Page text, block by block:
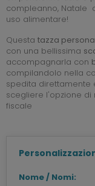
compleanno, Natale
uso alimentare!
Questa tazza
con una bellissima
accompagnarla con
compilandolo nella
spedita direttamente
scegliere l'opzione
fiscale
Nome / Nomi: